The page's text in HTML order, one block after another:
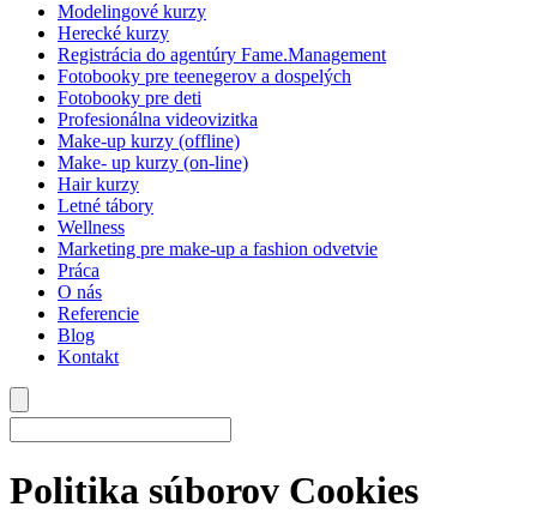
Modelingové kurzy
Herecké kurzy
Registrácia do agentúry Fame.Management
Fotobooky pre teenegerov a dospelých
Fotobooky pre deti
Profesionálna videovizitka
Make-up kurzy (offline)
Make- up kurzy (on-line)
Hair kurzy
Letné tábory
Wellness
Marketing pre make-up a fashion odvetvie
Práca
O nás
Referencie
Blog
Kontakt
Politika súborov Cookies